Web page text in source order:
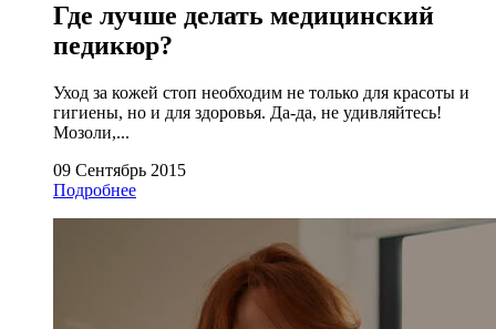
Где лучше делать медицинский
педикюр?
Уход за кожей стоп необходим не только для красоты и
гигиены, но и для здоровья. Да-да, не удивляйтесь!
Мозоли,...
09 Сентябрь 2015
Подробнее